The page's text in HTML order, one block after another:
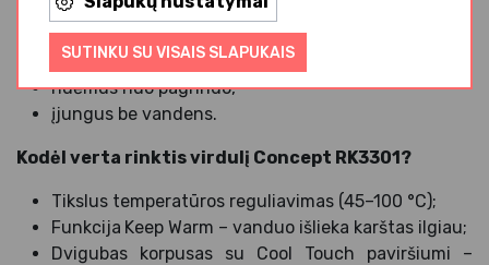
SUTINKU SU VISAIS SLAPUKAIS
automatiškai išsijungia:
pasiekus virimo temperatūrą,
nuėmus nuo pagrindo,
įjungus be vandens.
Kodėl verta rinktis virdulį Concept RK3301?
Tikslus temperatūros reguliavimas (45–100 °C);
Funkcija Keep Warm – vanduo išlieka karštas ilgiau;
Dvigubas korpusas su Cool Touch paviršiumi –